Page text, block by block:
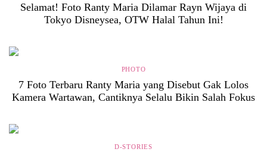
Selamat! Foto Ranty Maria Dilamar Rayn Wijaya di
Tokyo Disneysea, OTW Halal Tahun Ini!
PHOTO
7 Foto Terbaru Ranty Maria yang Disebut Gak Lolos
Kamera Wartawan, Cantiknya Selalu Bikin Salah Fokus
D-STORIES